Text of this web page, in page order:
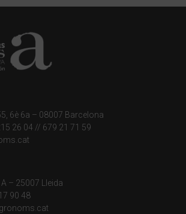
6è 6a – 08007 Barcelona
26 04 // 679 21 71 59
– 25007 Lleida
90 48